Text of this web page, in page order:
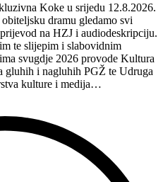
Koke u srijedu 12.8.2026.
dramu gledamo svi
na HZJ i audiodeskripciju.
te slijepim i slabovidnim
svugdje 2026 provode Kultura
gluhih i nagluhih PGŽ te Udruga
kulture i medija…